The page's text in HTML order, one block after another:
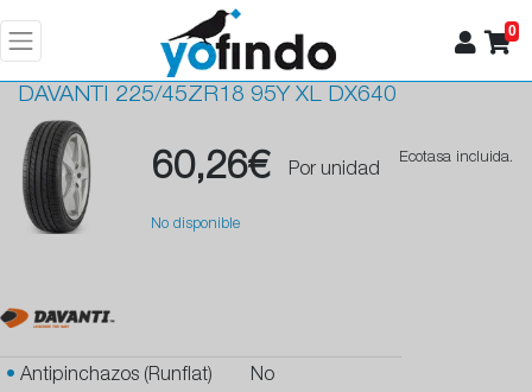
0
DAVANTI 225/45ZR18 95Y XL DX640
60,26€ Por unidad
Ecotasa incluida.
No disponible
• Antipinchazos (Runflat) No